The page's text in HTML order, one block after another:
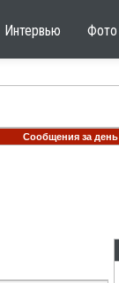
Интервью Фото
Сообщения за день